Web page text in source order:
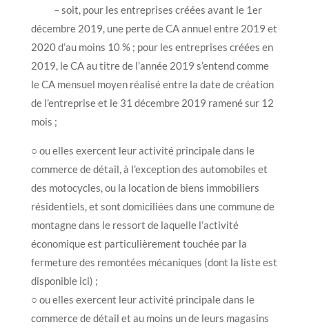
– soit, pour les entreprises créées avant le 1er
décembre 2019, une perte de CA annuel entre 2019 et
2020 d’au moins 10 % ; pour les entreprises créées en
2019, le CA au titre de l’année 2019 s’entend comme
le CA mensuel moyen réalisé entre la date de création
de l’entreprise et le 31 décembre 2019 ramené sur 12
mois ;
○ ou elles exercent leur activité principale dans le
commerce de détail, à l’exception des automobiles et
des motocycles, ou la location de biens immobiliers
résidentiels, et sont domiciliées dans une commune de
montagne dans le ressort de laquelle l’activité
économique est particulièrement touchée par la
fermeture des remontées mécaniques (dont la liste est
disponible ici) ;
○ ou elles exercent leur activité principale dans le
commerce de détail et au moins un de leurs magasins